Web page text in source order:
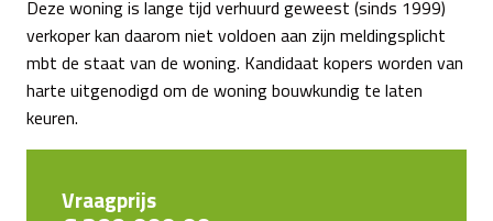
Deze woning is lange tijd verhuurd geweest (sinds 1999)
verkoper kan daarom niet voldoen aan zijn meldingsplicht
mbt de staat van de woning. Kandidaat kopers worden van
harte uitgenodigd om de woning bouwkundig te laten
keuren.
Vraagprijs